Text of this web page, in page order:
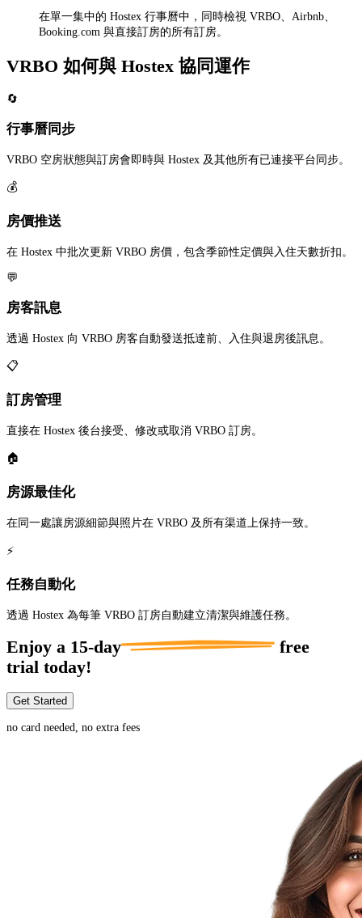
在單一集中的 Hostex 行事曆中，同時檢視 VRBO、Airbnb、
Booking.com 與直接訂房的所有訂房。
VRBO 如何與 Hostex 協同運作
🔄
行事曆同步
VRBO 空房狀態與訂房會即時與 Hostex 及其他所有已連接平台同步。
💰
房價推送
在 Hostex 中批次更新 VRBO 房價，包含季節性定價與入住天數折扣。
💬
房客訊息
透過 Hostex 向 VRBO 房客自動發送抵達前、入住與退房後訊息。
📋
訂房管理
直接在 Hostex 後台接受、修改或取消 VRBO 訂房。
🏠
房源最佳化
在同一處讓房源細節與照片在 VRBO 及所有渠道上保持一致。
⚡
任務自動化
透過 Hostex 為每筆 VRBO 訂房自動建立清潔與維護任務。
Enjoy a 15-day
free
trial today!
Get Started
no card needed, no extra fees